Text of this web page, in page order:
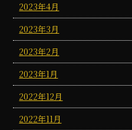
2023年4月
2023年3月
2023年2月
2023年1月
2022年12月
2022年11月